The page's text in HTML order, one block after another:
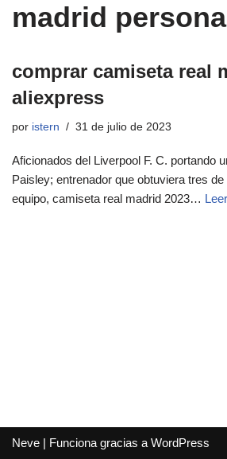
madrid
comprar camiseta real
aliexpress
por istern 31 de julio de 2023
Aficionados del Liverpool F. C. portando
Paisley; entrenador que obtuviera tres
equipo, camiseta real madrid 2023…
Neve | Funciona gracias a WordPress